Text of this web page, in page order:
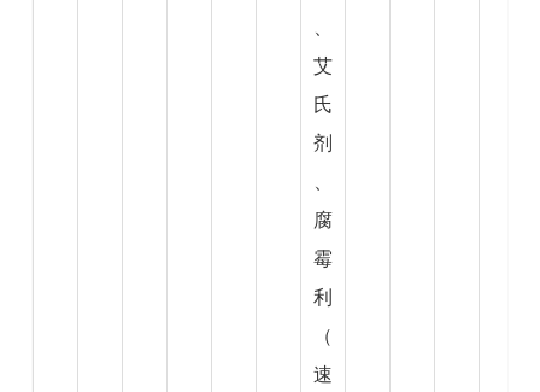
艾
氏
剂
腐
霉
利
（
速